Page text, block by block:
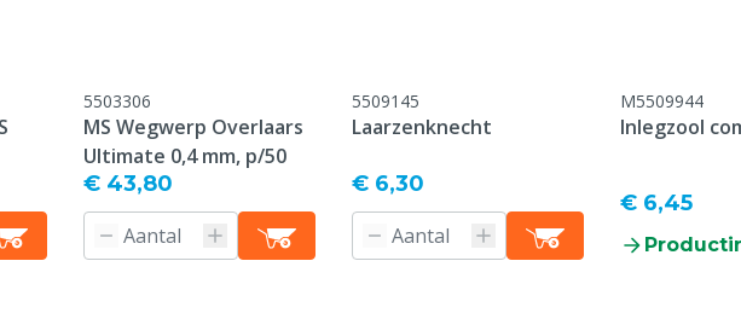
1 jaar vanaf productiedatum, er geldt
geen garantie op slijtage-onderdelen /
oneigenlijk gebruik / breukschade /
verzuim in onderhoud
Overig
5503306
MS Wegwerp Overlaars
Ultimate 0,4 mm, p/50
€ 43,80
5509145
Laarzenknecht
€ 6,30
M5509944
Inlegzool
€ 6,45